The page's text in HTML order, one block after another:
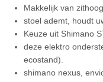
Makkelijk van
stoel ademt, houdt
Keuze uit Shimano
deze elektro
ecostand).
shimano nexus,